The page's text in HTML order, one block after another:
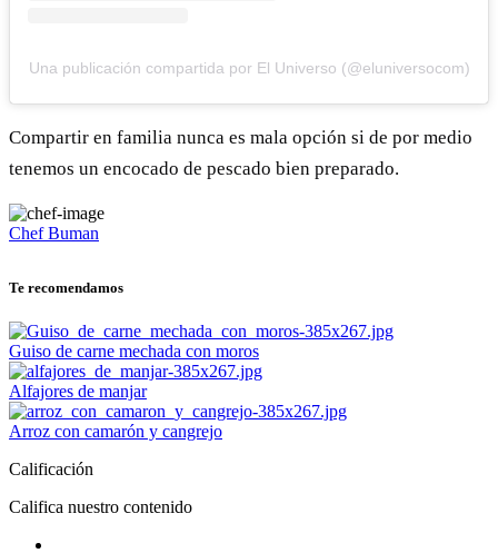
Una publicación compartida por El Universo (@eluniversocom)
Compartir en familia nunca es mala opción si de por medio
tenemos un encocado de pescado bien preparado.
Chef Buman
Te recomendamos
Guiso de carne mechada con moros
Alfajores de manjar
Arroz con camarón y cangrejo
Calificación
Califica nuestro contenido